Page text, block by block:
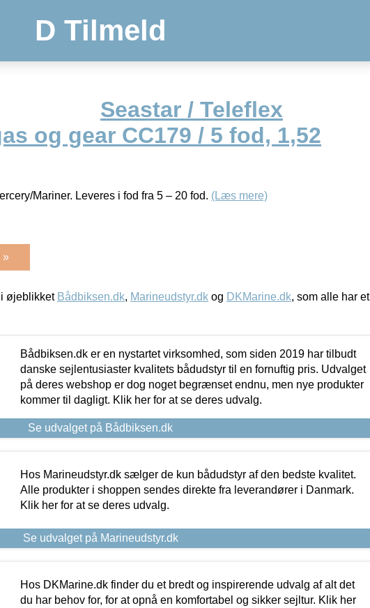
D Tilmeld
Seastar / Teleflex
og gear CC179 / 5 fod, 1,52
Mariner. Leveres i fod fra 5 – 20 fod. (Læs mere)
»
øjeblikket Bådbiksen.dk, Marineudstyr.dk og DKMarine.dk, som alle har et
Bådbiksen.dk er en nystartet virksomhed, som siden 2019 har tilbudt
danske sejlentusiaster kvalitets bådudstyr til en fornuftig pris. Udvalget
på deres webshop er dog noget begrænset endnu, men nye produkter
kommer til dagligt. Klik her for at se deres udvalg.
Se udvalget på Bådbiksen.dk
Hos Marineudstyr.dk sælger de kun bådudstyr af den bedste kvalitet.
Alle produkter i shoppen sendes direkte fra leverandører i Danmark.
Klik her for at se deres udvalg.
Se udvalget på Marineudstyr.dk
Hos DKMarine.dk finder du et bredt og inspirerende udvalg af alt det
du har behov for, for at opnå en komfortabel og sikker sejltur. Klik her